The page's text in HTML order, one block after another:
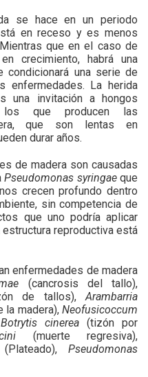
se hace en un periodo
en receso y es menos
que en el caso de
crecimiento, habrá una
condicionará una serie de
enfermedades. La herida
una invitación a hongos
los que producen las
que son lentas en
durar años.
de madera son causadas
Pseudomonas syringaeque
crecen profundo dentro
sin competencia de
que uno podría aplicar
reproductiva está
enfermedades de madera
(cancrosis del tallo),
de tallos),Arambarria
la madera), Neofusicoccum
Botrytis cinerea (tizón por
(muerte regresiva),
(Plateado),Pseudomonas